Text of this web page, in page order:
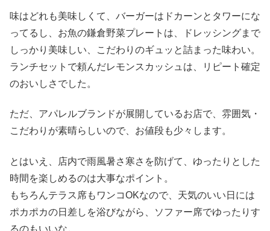
味はどれも美味しくて、バーガーはドカーンとタワーにな
ってるし、お魚の鎌倉野菜プレートは、ドレッシングまで
しっかり美味しい、こだわりのギュッと詰まった味わい。
ランチセットで頼んだレモンスカッシュは、リピート確定
のおいしさでした。
ただ、アパレルブランドが展開しているお店で、雰囲気・
こだわりが素晴らしいので、お値段も少々します。
とはいえ、店内で雨風暑さ寒さを防げて、ゆったりとした
時間を楽しめるのは大事なポイント。
もちろんテラス席もワンコOKなので、天気のいい日には
ポカポカの日差しを浴びながら、ソファー席でゆったりす
るのもいいな。